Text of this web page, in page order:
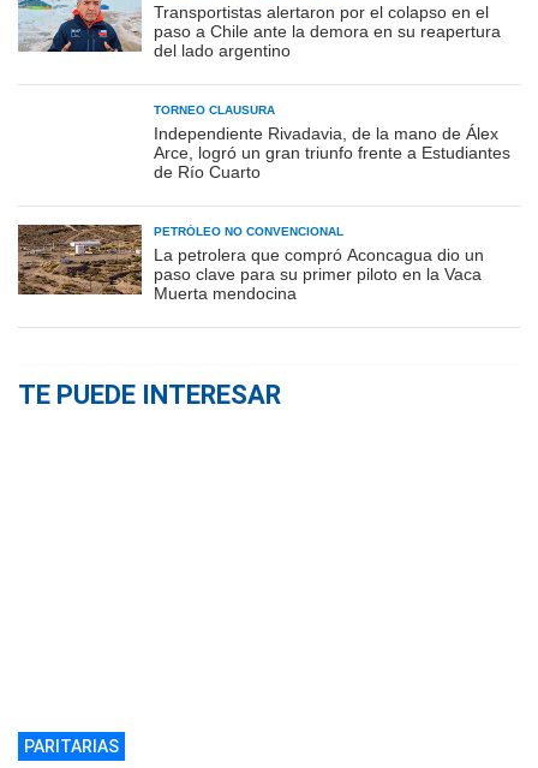
Transportistas alertaron por el colapso en el
paso a Chile ante la demora en su reapertura
del lado argentino
TORNEO CLAUSURA
Independiente Rivadavia, de la mano de Álex
Arce, logró un gran triunfo frente a Estudiantes
de Río Cuarto
PETRÓLEO NO CONVENCIONAL
La petrolera que compró Aconcagua dio un
paso clave para su primer piloto en la Vaca
Muerta mendocina
TE PUEDE INTERESAR
PARITARIAS